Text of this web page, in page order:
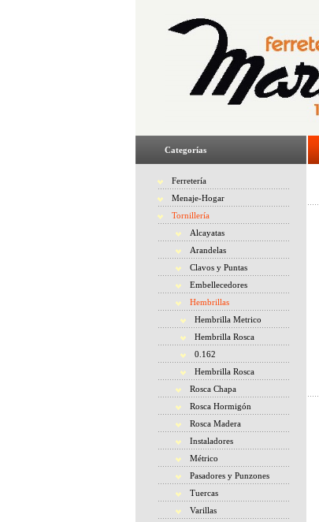
Categorías
Ferretería
Menaje-Hogar
Tornillería
Alcayatas
Arandelas
Clavos y Puntas
Embellecedores
Hembrillas
Hembrilla Metrico
Hembrilla Rosca
0.162
Hembrilla Rosca
Rosca Chapa
Rosca Hormigón
Rosca Madera
Instaladores
Métrico
Pasadores y Punzones
Tuercas
Varillas